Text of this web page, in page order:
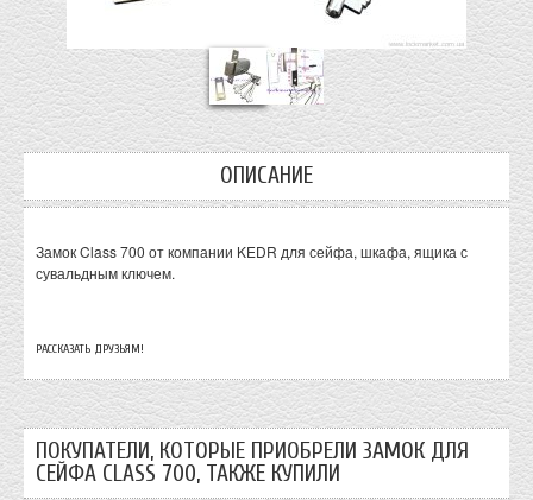
ОПИСАНИЕ
Замок Class 700 от компании KEDR для сейфа, шкафа, ящика с
сувальдным ключем.
РАССКАЗАТЬ ДРУЗЬЯМ!
ПОКУПАТЕЛИ, КОТОРЫЕ ПРИОБРЕЛИ ЗАМОК ДЛЯ
СЕЙФА CLASS 700, ТАКЖЕ КУПИЛИ